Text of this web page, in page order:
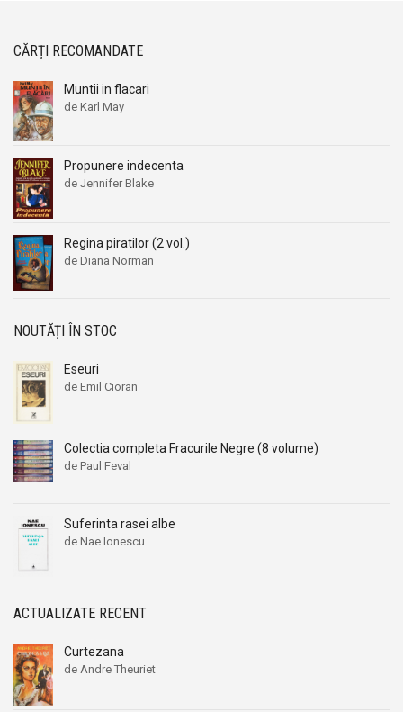
CĂRȚI RECOMANDATE
Muntii in flacari
de Karl May
Propunere indecenta
de Jennifer Blake
Regina piratilor (2 vol.)
de Diana Norman
NOUTĂȚI ÎN STOC
Eseuri
de Emil Cioran
Colectia completa Fracurile Negre (8 volume)
de Paul Feval
Suferinta rasei albe
de Nae Ionescu
ACTUALIZATE RECENT
Curtezana
de Andre Theuriet